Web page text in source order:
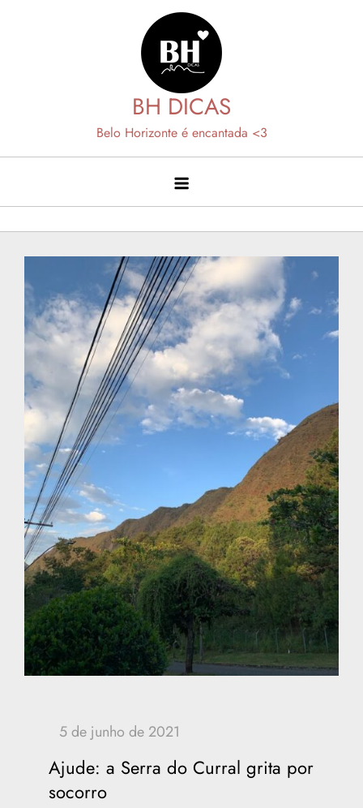
BH DICAS
Belo Horizonte é encantada <3
Ajude: a Serra do Curral grita por
socorro